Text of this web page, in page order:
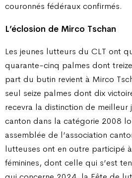
couronnés fédéraux confirmés.
L’éclosion de Mirco Tschan
Les jeunes lutteurs du CLT ont
quarante-cinq palmes dont
part du butin revient à Mirco
seul seize palmes dont dix
recevra la distinction de meilleur
canton dans la catégorie 2008
assemblée de l’association
lutteuses ont en outre participé
féminines, dont celle qui s’est